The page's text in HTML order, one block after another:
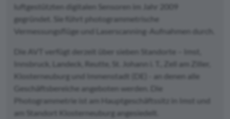
luftgestützten digitalen Sensoren im Jahr 2009
gegründet. Sie führt photogrammetrische
Vermessungsflüge und Laserscanning-Aufnahmen durch.
Die AVT verfügt derzeit über sieben Standorte – Imst,
Innsbruck, Landeck, Reutte, St. Johann i. T., Zell am Ziller,
Klosterneuburg und Immenstadt (DE) - an denen alle
Geschäftsbereiche angeboten werden. Die
Photogrammetrie ist am Hauptgeschäftssitz in Imst und
am Standort Klosterneuburg angesiedelt.